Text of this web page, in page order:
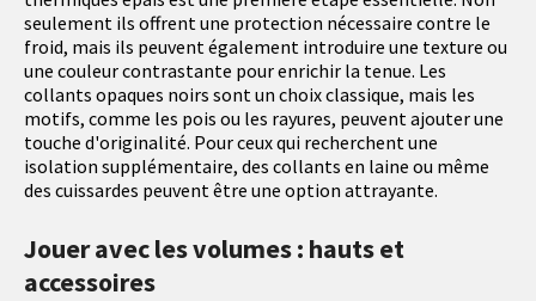
seulement ils offrent une protection nécessaire contre le
froid, mais ils peuvent également introduire une texture ou
une couleur contrastante pour enrichir la tenue. Les
collants opaques noirs sont un choix classique, mais les
motifs, comme les pois ou les rayures, peuvent ajouter une
touche d'originalité. Pour ceux qui recherchent une
isolation supplémentaire, des collants en laine ou même
des cuissardes peuvent être une option attrayante.
Jouer avec les volumes : hauts et
accessoires